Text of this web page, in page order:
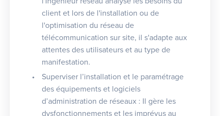
client et lors de l'installation ou de
l'optimisation du réseau de
télécommunication sur site, il s'adapte aux
attentes des utilisateurs et au type de
manifestation.
Superviser l’installation et le paramétrage
des équipements et logiciels
d’administration de réseaux : Il gère les
dysfonctionnements et les imprévus au